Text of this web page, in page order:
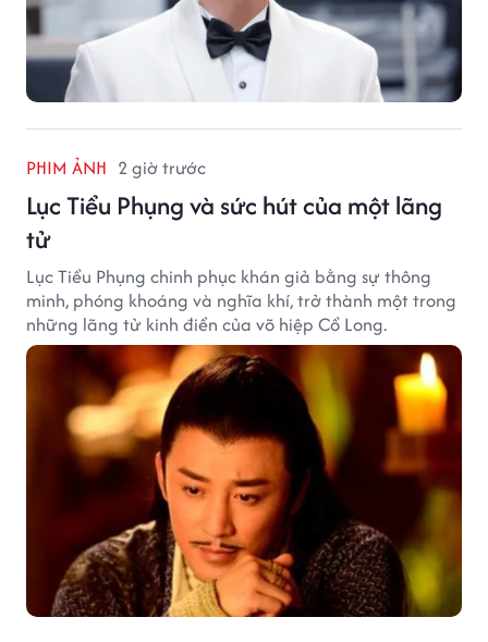
PHIM ẢNH 2 giờ trước
Lục Tiểu Phụng và sức hút của một lãng
tử
Lục Tiểu Phụng chinh phục khán giả bằng sự thông
minh, phóng khoáng và nghĩa khí, trở thành một trong
những lãng tử kinh điển của võ hiệp Cổ Long.